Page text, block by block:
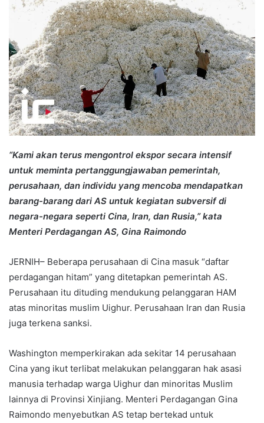
email
“Kami akan terus mengontrol ekspor secara intensif
untuk meminta pertanggungjawaban pemerintah,
perusahaan, dan individu yang mencoba mendapatkan
barang-barang dari AS untuk kegiatan subversif di
negara-negara seperti Cina, Iran, dan Rusia,” kata
Menteri Perdagangan AS, Gina Raimondo
JERNIH– Beberapa perusahaan di Cina masuk “daftar
perdagangan hitam” yang ditetapkan pemerintah AS.
Perusahaan itu dituding mendukung pelanggaran HAM
atas minoritas muslim Uighur. Perusahaan Iran dan Rusia
juga terkena sanksi.
Washington memperkirakan ada sekitar 14 perusahaan
Cina yang ikut terlibat melakukan pelanggaran hak asasi
manusia terhadap warga Uighur dan minoritas Muslim
lainnya di Provinsi Xinjiang. Menteri Perdagangan Gina
Raimondo menyebutkan AS tetap bertekad untuk